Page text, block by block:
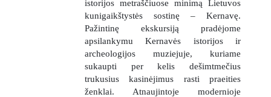
gimnazija
istorijos metraščiuose minimą Lietuvos
kunigaikštystės sostinę – Kernavę.
Pažintinę ekskursiją pradėjome
apsilankymu Kernavės istorijos ir
archeologijos muziejuje, kuriame
sukaupti per kelis dešimtmečius
trukusius kasinėjimus rasti praeities
ženklai. Atnaujintoje modernioje